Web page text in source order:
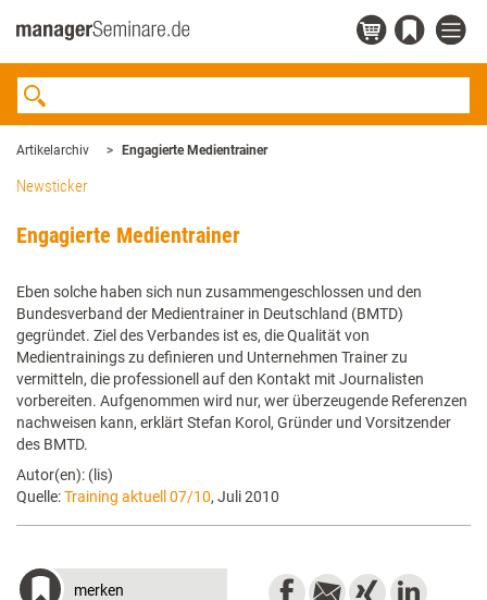
Artikelarchiv Engagierte Medientrainer
Newsticker
Engagierte Medientrainer
Eben solche haben sich nun zusammengeschlossen und den
Bundesverband der Medientrainer in Deutschland (BMTD)
gegründet. Ziel des Verbandes ist es, die Qualität von
Medientrainings zu definieren und Unternehmen Trainer zu
vermitteln, die professionell auf den Kontakt mit Journalisten
vorbereiten. Aufgenommen wird nur, wer überzeugende Referenzen
nachweisen kann, erklärt Stefan Korol, Gründer und Vorsitzender
des BMTD.
Autor(en): (lis)
Quelle:Training aktuell 07/10, Juli 2010
merken